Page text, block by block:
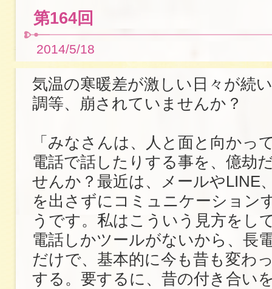
第164回
2014/5/18
気温の寒暖差が激しい日々が続
調等、崩されていませんか？
「みなさんは、人と面と向かっ
電話で話したりする事を、億劫
せんか？最近は、メールやLINE
を出さずにコミュニケーション
うです。私はこういう見方をし
電話しかツールがないから、長
だけで、基本的に今も昔も変わ
する。要するに、昔の付き合い